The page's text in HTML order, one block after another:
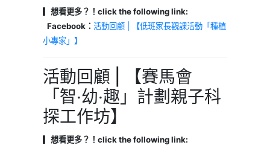
▎想看更多？！click the following link:
Facebook： 活動回顧 | 【低班家長觀課活動「種植
小專家」】
活動回顧 | 【賽馬會
「智‧幼‧趣」計劃親子科
探工作坊】
▎想看更多？！click the following link: